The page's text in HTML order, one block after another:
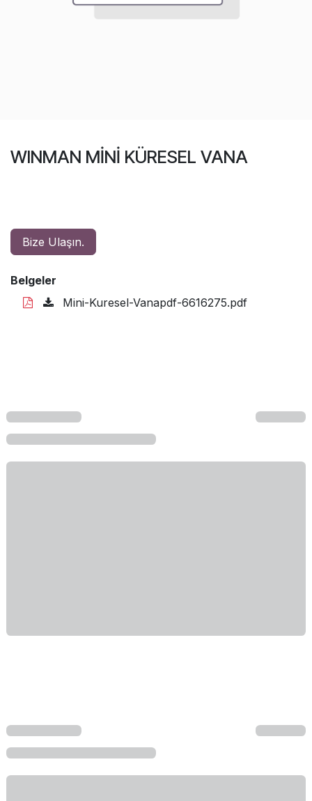
WINMAN MİNİ KÜRESEL VANA
Bize Ulaşın.
Belgeler
Mini-Kuresel-Vanapdf-6616275.pdf